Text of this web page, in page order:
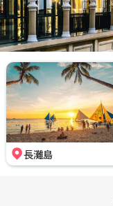
長灘島